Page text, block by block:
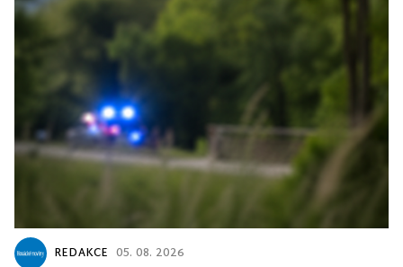
REDAKCE 05. 08. 2026